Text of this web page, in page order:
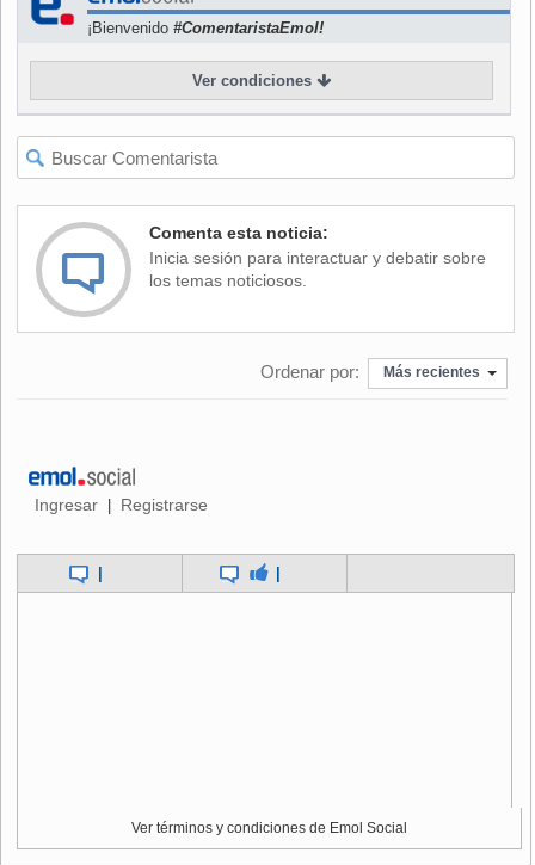
Taubira ha chocado en ocasiones con el primer ministro,
Manuel Valls, de tendencia centrista. Su puesto en el
gabinete lo ocupará Jean-Jacques Urvoas, un legislador
socialista considerado en su partido como un especialista
en seguridad y cercano a Valls.
la extrema derecha, pero resulta especialmente divisiva
para los gobernantes socialistas.
Los sondeos muestran que la mayoría de los franceses
injustamente a los musulmanes y algunos la comparan con
Los atentados de París fueron obra de extremistas belgas y
franceses vinculados con el grupo Estado Islámico, algunos
y hubo centenares de heridos.
¡Bienvenido #ComentaristaEmol!
Ver condiciones
Comenta esta noticia:
Inicia sesión para interactuar y debatir sobre
los temas noticiosos.
Ordenar por: Más recientes
Ingresar Registrarse
Ver términos y condiciones de Emol Social